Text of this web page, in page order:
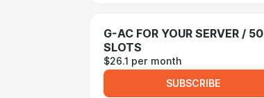
G-AC FOR YOUR SERVER / 50
SLOTS
$26.1 per month
SUBSCRIBE